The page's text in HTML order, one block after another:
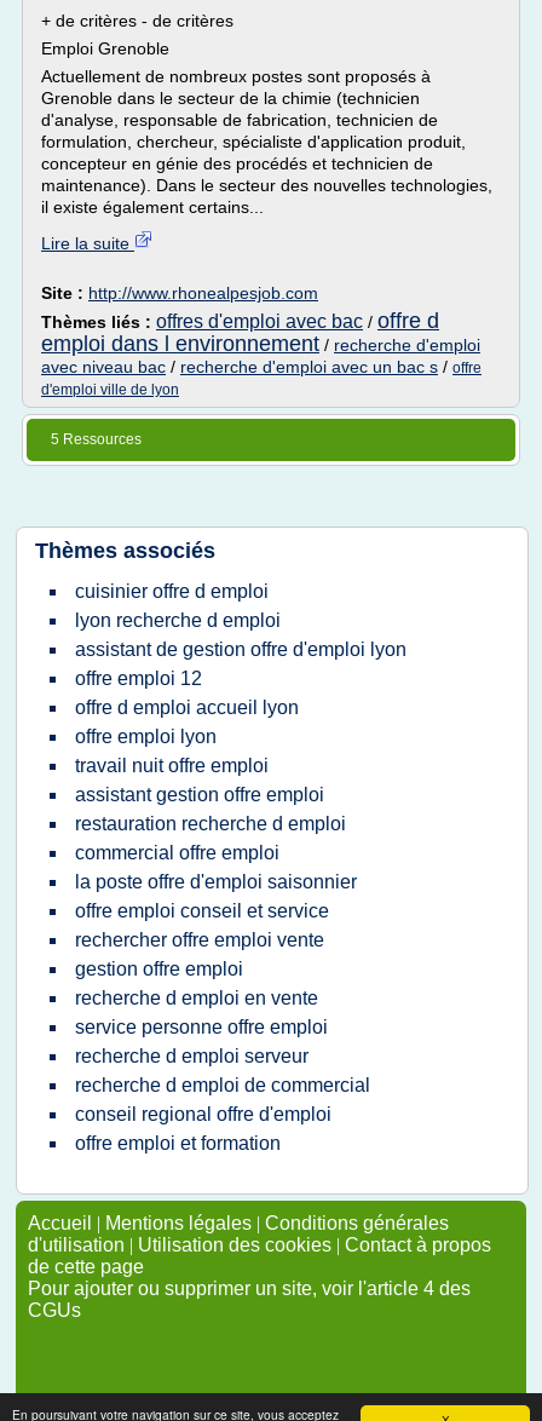
En poursuivant votre navigation sur ce site, vous acceptez
+ de critères - de critères
Emploi Grenoble
Actuellement de nombreux postes sont proposés à
Grenoble dans le secteur de la chimie (technicien
d'analyse, responsable de fabrication, technicien de
formulation, chercheur, spécialiste d'application produit,
concepteur en génie des procédés et technicien de
maintenance). Dans le secteur des nouvelles technologies,
il existe également certains...
Lire la suite
Site : http://www.rhonealpesjob.com
Thèmes liés : offres d'emploi avec bac / offre d
emploi dans l environnement / recherche d'emploi
avec niveau bac / recherche d'emploi avec un bac s / offre
d'emploi ville de lyon
5 Ressources
Thèmes associés
cuisinier offre d emploi
lyon recherche d emploi
assistant de gestion offre d'emploi lyon
offre emploi 12
offre d emploi accueil lyon
offre emploi lyon
travail nuit offre emploi
assistant gestion offre emploi
restauration recherche d emploi
commercial offre emploi
la poste offre d'emploi saisonnier
offre emploi conseil et service
rechercher offre emploi vente
gestion offre emploi
recherche d emploi en vente
service personne offre emploi
recherche d emploi serveur
recherche d emploi de commercial
conseil regional offre d'emploi
offre emploi et formation
Accueil | Mentions légales | Conditions générales
d'utilisation | Utilisation des cookies | Contact à propos
de cette page
Pour ajouter ou supprimer un site, voir l'article 4 des
CGUs